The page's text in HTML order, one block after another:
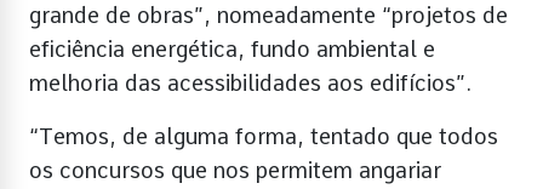
grande de obras”, nomeadamente “projetos de
eficiência energética, fundo ambiental e
melhoria das acessibilidades aos edifícios”.
“Temos, de alguma forma, tentado que todos
os concursos que nos permitem angariar